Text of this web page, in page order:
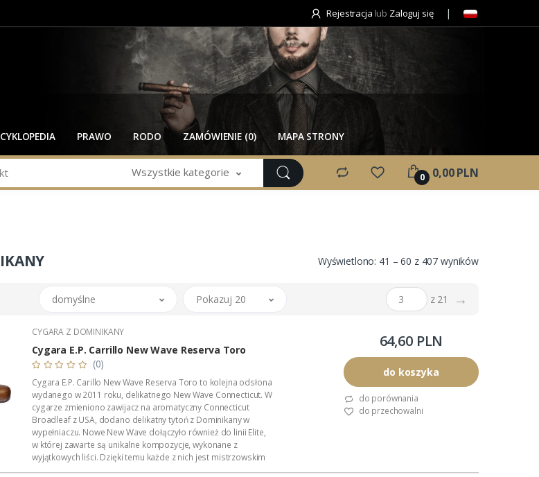
Rejestracja lub Zaloguj się
PRAWO RODO ZAMÓWIENIE (0) MAPA STRONY
Wszystkie kategorie 0 0,00 PLN
Wyświetlono: 41 – 60 z 407 wyników
domyślne Pokazuj 20 z 21 →
CYGARA Z DOMINIKANY
Cygara E.P. Carrillo New Wave Reserva Toro
(0)
Cygara E.P. Carillo New Wave Reserva Toro to kolejna odsłona
wydanego w 2011 roku, delikatnego New Wave Connecticut. W
cygarze zmieniono zawijacz na aromatyczny Connecticut
Broadleaf z USA, dodano delikatny tytoń z Dominikany w
wypełniaczu. Nowe New Wave dołączyło również do linii Elite,
w której zawarte są unikalne kompozycje, wykonane z
wyjątkowych liści. Dzięki temu każde z nich jest mistrzowskim
osiągnieciem pod względem aromatu, budowy i charakteru....
64,60 PLN
do koszyka
do porównania
do przechowalni